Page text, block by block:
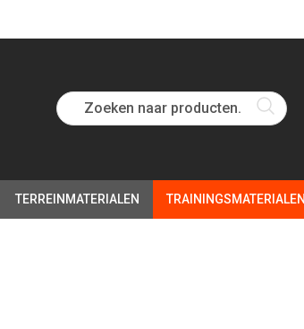
Zoeken naar producten...
TERREINMATERIALEN TRAININGSMATERIALEN